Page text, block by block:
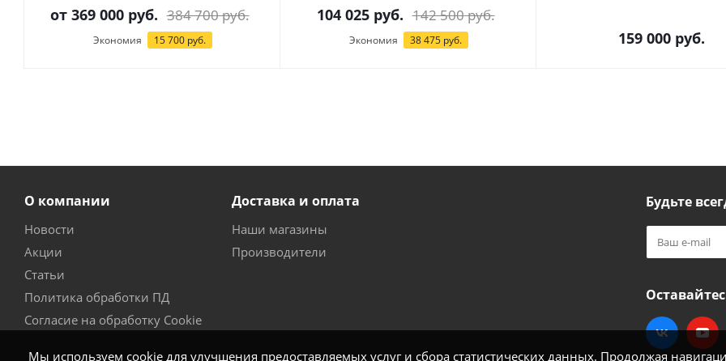
Мы используем cookie для улучшения предоставляемых услуг и сбора статистических данных. Продолжая
от 369 000 руб. 384 700 руб.
Экономия 15 700 руб.
104 025руб. 142 500руб.
Экономия 38 475руб. 159 000 руб.
О компании
Новости
Акции
Статьи
Политика обработки ПД
Согласие на обработку Cookie
Доставка и оплата
Наши магазины
Производители
Будьте